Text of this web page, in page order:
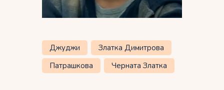
Джуджи
Златка Димитрова
Патрашкова
Черната Златка